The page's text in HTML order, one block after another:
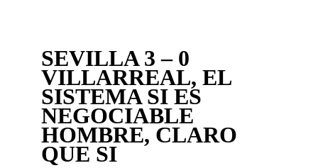
SEVILLA 3 – 0
VILLARREAL, EL
SISTEMA SI ES
NEGOCIABLE
HOMBRE, CLARO
QUE SI